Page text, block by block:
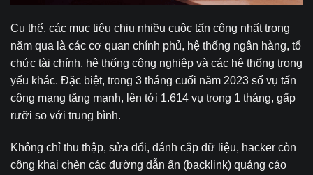
Cụ thể, các mục tiêu chịu nhiều cuộc tấn công nhất trong
năm qua là các cơ quan chính phủ, hệ thống ngân hàng, tổ
chức tài chính, hệ thống công nghiệp và các hệ thống trọng
yếu khác. Đặc biệt, trong 3 tháng cuối năm 2023 số vụ tấn
công mạng tăng mạnh, lên tới 1.614 vụ trong 1 tháng, gấp
rưỡi so với trung bình.
Không chỉ thu thập, sửa đổi, đánh cắp dữ liệu, hacker còn
công khai chèn các đường dẫn ẩn (backlink) quảng cáo